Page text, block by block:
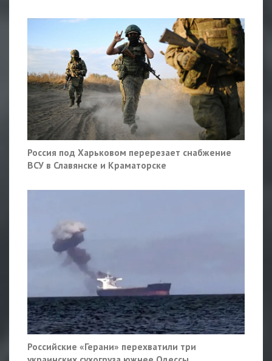
Россия под Харьковом перерезает снабжение
ВСУ в Славянске и Краматорске
Российские «Герани» перехватили три